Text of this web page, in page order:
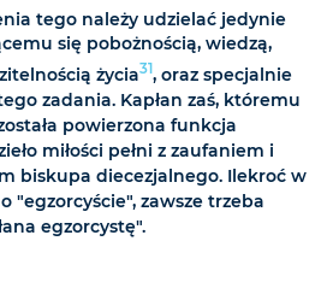
tego należy udzielać jedynie
się pobożnością, wiedzą,
życia31, oraz specjalnie
zadania. Kapłan zaś, któremu
powierzona funkcja
miłości pełni z zaufaniem i
biskupa diecezjalnego. Ilekroć w
"egzorcyście", zawsze trzeba
egzorcystę".